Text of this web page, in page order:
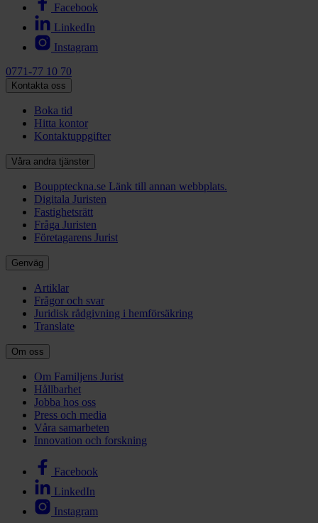
Facebook
LinkedIn
Instagram
0771-77 10 70
Kontakta oss
Boka tid
Hitta kontor
Kontaktuppgifter
Våra andra tjänster
Bouppteckna.se Länk till annan webbplats.
Digitala Juristen
Fastighetsrätt
Fråga Juristen
Företagarens Jurist
Genväg
Artiklar
Frågor och svar
Juridisk rådgivning i hemförsäkring
Translate
Om oss
Om Familjens Jurist
Hållbarhet
Jobba hos oss
Press och media
Våra samarbeten
Innovation och forskning
Facebook
LinkedIn
Instagram